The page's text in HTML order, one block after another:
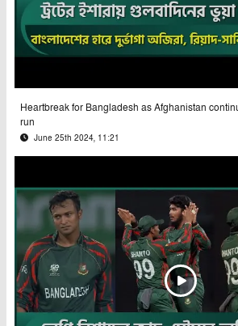
Heartbreak for Bangladesh as Afghanistan
run
June 25th 2024, 11:21